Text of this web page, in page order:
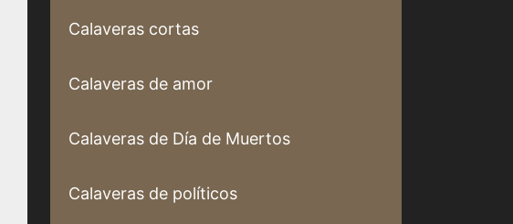
Calaveras cortas
Calaveras de amor
Calaveras de Día de Muertos
Calaveras de políticos